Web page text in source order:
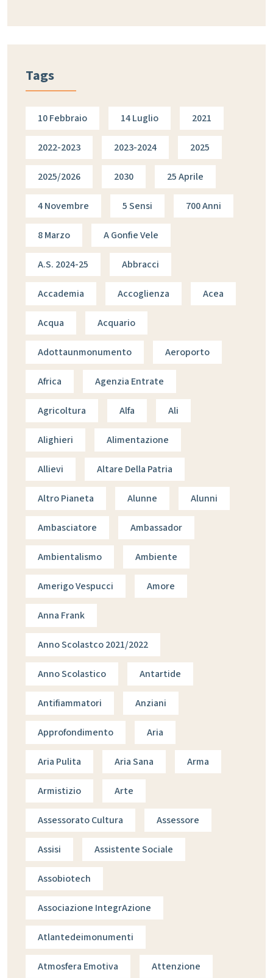
Tags
10 Febbraio 14 Luglio 2021
2022-2023 2023-2024 2025
2025/2026 2030 25 Aprile
4 Novembre 5 Sensi 700 Anni
8 Marzo A Gonfie Vele
A.s. 2024-25 Abbracci
Accademia Accoglienza Acea
Acqua Acquario
Adottaunmonumento Aeroporto
Africa Agenzia Entrate
Agricoltura Alfa Ali
Alighieri Alimentazione
Allievi Altare Della Patria
Altro Pianeta Alunne Alunni
Ambasciatore Ambassador
Ambientalismo Ambiente
Amerigo Vespucci Amore
Anna Frank
Anno Scolastco 2021/2022
Anno Scolastico Antartide
Antifiammatori Anziani
Approfondimento Aria
Aria Pulita Aria Sana Arma
Armistizio Arte
Assessorato Cultura Assessore
Assisi Assistente Sociale
Assobiotech
Associazione IntegrAzione
Atlantedeimonumenti
Atmosfera Emotiva Attenzione